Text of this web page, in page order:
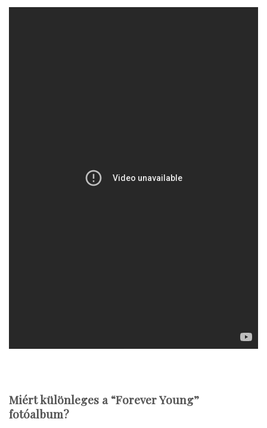
Miért különleges a “Forever Young”
fotóalbum?